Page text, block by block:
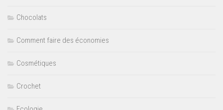
Chocolats
Comment faire des économies
Cosmétiques
Crochet